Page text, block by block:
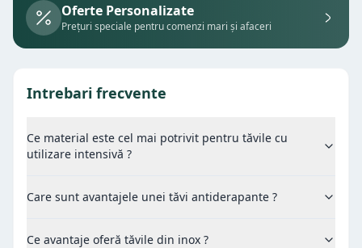
Oferte Personalizate
Prețuri speciale pentru comenzi mari și afaceri
Intrebari frecvente
Ce material este cel mai potrivit pentru tăvile cu
utilizare intensivă ?
Care sunt avantajele unei tăvi antiderapante ?
Ce avantaje oferă tăvile din inox ?